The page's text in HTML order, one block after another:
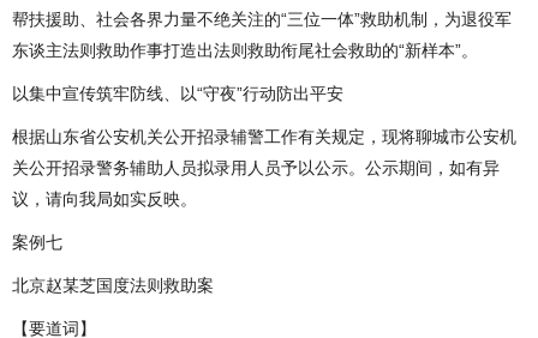
帮扶援助、社会各界力量不绝关注的“三位一体”救助机制，为退役军
东谈主法则救助作事打造出法则救助衔尾社会救助的“新样本”。
以集中宣传筑牢防线、以“守夜”行动防出平安
根据山东省公安机关公开招录辅警工作有关规定，现将聊城市公安机
关公开招录警务辅助人员拟录用人员予以公示。公示期间，如有异
议，请向我局如实反映。
案例七
北京赵某芝国度法则救助案
【要道词】